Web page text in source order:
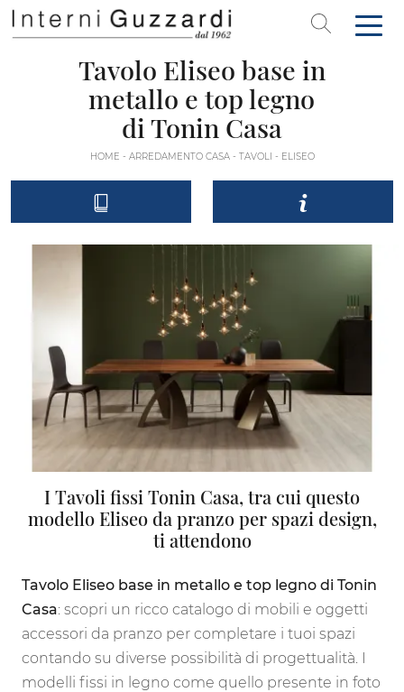
Tavolo Eliseo base in
metallo e top legno
di Tonin Casa
HOME - ARREDAMENTO CASA- TAVOLI - ELISEO
I Tavoli fissi Tonin Casa, tra cui questo
modello Eliseo da pranzo per spazi design,
ti attendono
Tavolo Eliseo base in metallo e top legno di Tonin
Casa: scopri un ricco catalogo di mobili e oggetti
accessori da pranzo per completare i tuoi spazi
contando su diverse possibilità di progettualità. I
modelli fissi in legno come quello presente in foto